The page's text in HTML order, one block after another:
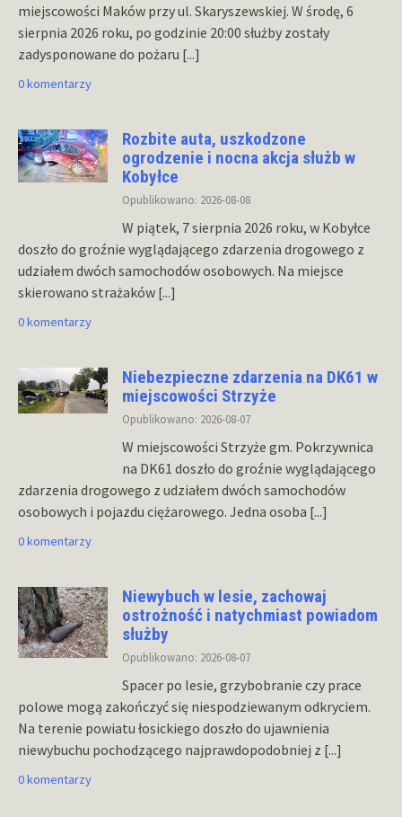
miejscowości Maków przy ul. Skaryszewskiej. W środę, 6
sierpnia 2026 roku, po godzinie 20:00 służby zostały
zadysponowane do pożaru [...]
0 komentarzy
Rozbite auta, uszkodzone
ogrodzenie i nocna akcja służb w
Kobyłce
Opublikowano: 2026-08-08
W piątek, 7 sierpnia 2026 roku, w Kobyłce
doszło do groźnie wyglądającego zdarzenia drogowego z
udziałem dwóch samochodów osobowych. Na miejsce
skierowano strażaków [...]
0 komentarzy
Niebezpieczne zdarzenia na DK61 w
miejscowości Strzyże
Opublikowano: 2026-08-07
W miejscowości Strzyże gm. Pokrzywnica
na DK61 doszło do groźnie wyglądającego
zdarzenia drogowego z udziałem dwóch samochodów
osobowych i pojazdu ciężarowego. Jedna osoba [...]
0 komentarzy
Niewybuch w lesie, zachowaj
ostrożność i natychmiast powiadom
służby
Opublikowano: 2026-08-07
Spacer po lesie, grzybobranie czy prace
polowe mogą zakończyć się niespodziewanym odkryciem.
Na terenie powiatu łosickiego doszło do ujawnienia
niewybuchu pochodzącego najprawdopodobniej z [...]
0 komentarzy